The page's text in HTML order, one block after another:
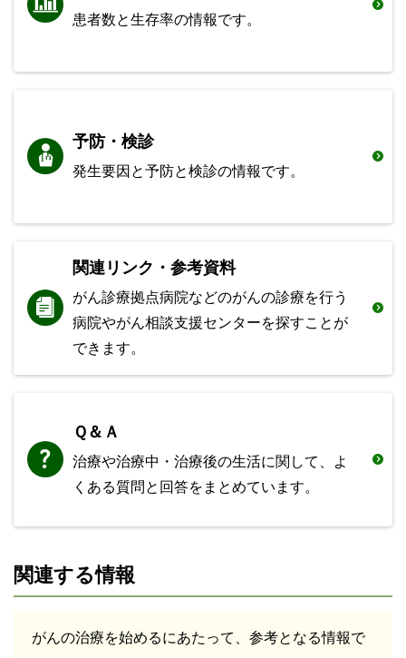
患者数と生存率の情報です。
予防・検診
発生要因と予防と検診の情報です。
関連リンク・参考資料
がん診療拠点病院などのがんの診療を行う
病院やがん相談支援センターを探すことが
できます。
Ｑ＆Ａ
治療や治療中・治療後の生活に関して、よ
くある質問と回答をまとめています。
関連する情報
がんの治療を始めるにあたって、参考となる情報で